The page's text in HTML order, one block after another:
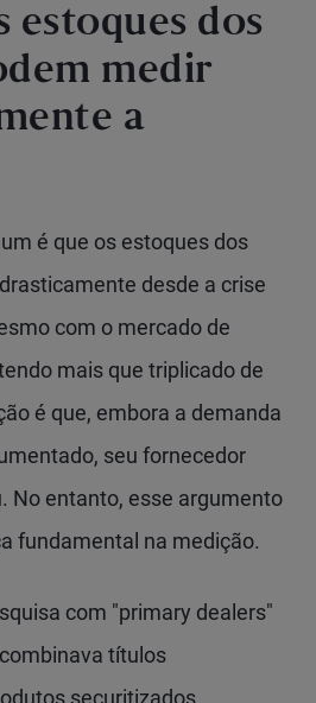
estoques dos
medir
a
é que os estoques dos
desde a crise
com o mercado de
mais que triplicado de
é que, embora a demanda
seu fornecedor
No entanto, esse argumento
fundamental na medição.
com "primary dealers"
títulos
securitizados,